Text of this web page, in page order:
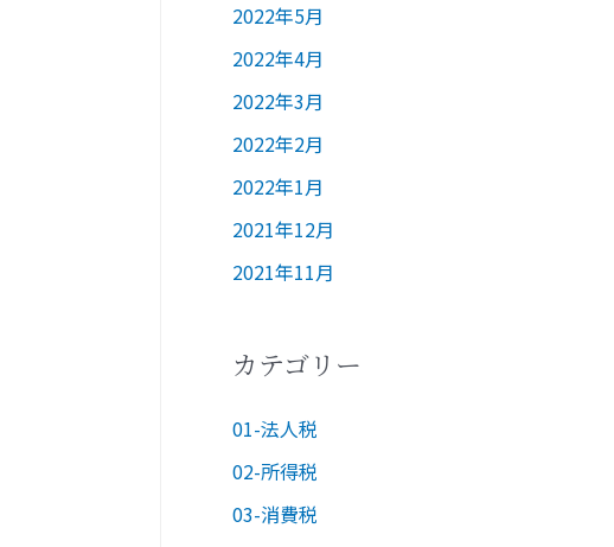
2022年5月
2022年4月
2022年3月
2022年2月
2022年1月
2021年12月
2021年11月
カテゴリー
01-法人税
02-所得税
03-消費税